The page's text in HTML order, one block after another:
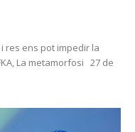
res ens pot impedir la
La metamorfosi 27 de